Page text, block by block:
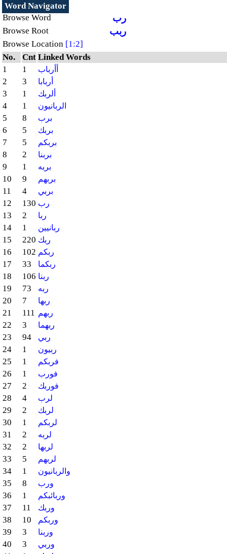
Word Navigator
Browse Word
رب
Browse Root ربب
Browse Location [1:2]
No.
Cnt Linked Words
1
1 أأرباب
2 3 أربابا
3 1 ألربك
4 1 الربانيون
5 8 برب
6 5 بربك
7 5 بربكم
8 2 بربنا
9 1 بربه
10 9 بربهم
11 4 بربي
12 130 رب
13 2 ربا
14 1 ربانيين
15 220 ربك
16 102 ربكم
17 33 ربكما
18 106 ربنا
19 73 ربه
20 7 ربها
21 111 ربهم
22 3 ربهما
23 94 ربي
24 1 ربيون
25 1 فربكم
26 1 فورب
27 2 فوربك
28 4 لرب
29 2 لربك
30 1 لربكم
31 2 لربه
32 2 لربها
33 5 لربهم
34 1 والربانيون
35 8 ورب
36 1 وربائبكم
37 11 وربك
38 10 وربكم
39 3 وربنا
40 3 وربي